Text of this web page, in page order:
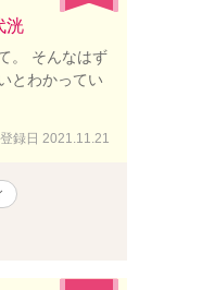
洸
。 そんなはず
とわかってい
録日 2021.11.21